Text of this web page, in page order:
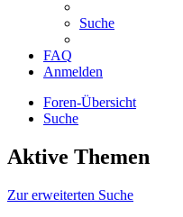
Suche
FAQ
Anmelden
Foren-Übersicht
Suche
Aktive Themen
Zur erweiterten Suche